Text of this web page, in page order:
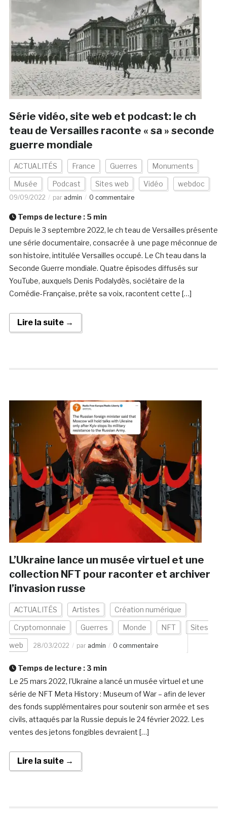
Série vidéo, site web et podcast: le ch
teau de Versailles raconte « sa » seconde
guerre mondiale
ACTUALITÉS France Guerres Monuments
Musée Podcast Sites web Vidéo webdoc
09/09/2022 par admin 0 commentaire
Temps de lecture : 5 min
Depuis le 3 septembre 2022, le ch teau de Versailles présente
une série documentaire, consacrée à une page méconnue de
son histoire, intitulée Versailles occupé. Le Ch teau dans la
Seconde Guerre mondiale. Quatre épisodes diffusés sur
YouTube, auxquels Denis Podalydès, sociétaire de la
Comédie-Française, prête sa voix, racontent cette […]
Lire la suite →
L’Ukraine lance un musée virtuel et une
collection NFT pour raconter et archiver
l’invasion russe
ACTUALITÉS Artistes Création numérique
Cryptomonnaie Guerres Monde NFT Sites
web 28/03/2022 par admin 0 commentaire
Temps de lecture : 3 min
Le 25 mars 2022, l’Ukraine a lancé un musée virtuel et une
série de NFT Meta History : Museum of War – afin de lever
des fonds supplémentaires pour soutenir son armée et ses
civils, attaqués par la Russie depuis le 24 février 2022. Les
ventes des jetons fongibles devraient […]
Lire la suite →